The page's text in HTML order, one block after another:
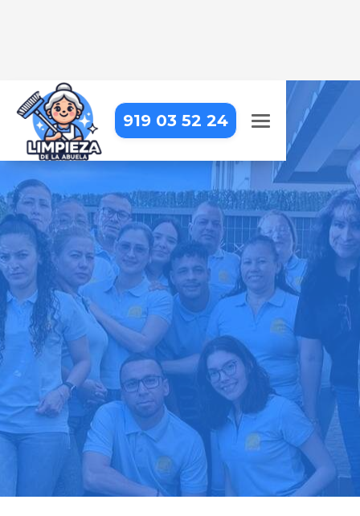
919 03 52 24
LIMPIEZA DE OBRA EN
ALCORCÓN
Dejamos tu obra impecable, con
una limpieza detallada que resalta
cada acabado
Pide tu presupuesto gratis
Llama hoy: 919 03 52 24
Más de 1000 clientes confían en nosotros
⭐⭐⭐⭐⭐